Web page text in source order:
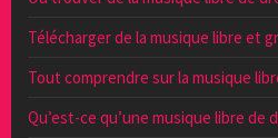
Télécharger de la musique libre et
Tout comprendre sur la musique
Qu’est-ce qu’une musique libre de